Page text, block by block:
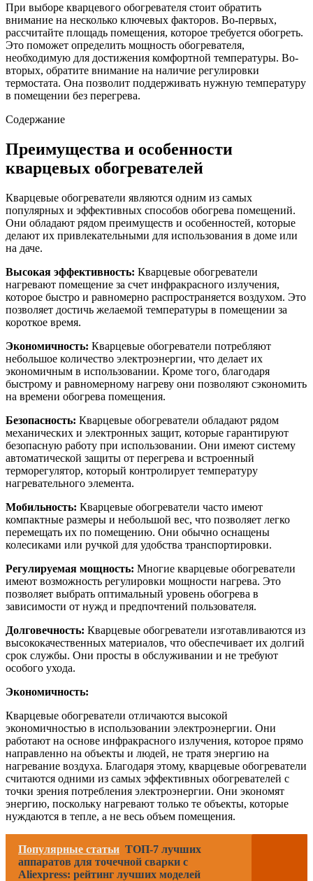
При выборе кварцевого обогревателя стоит обратить
внимание на несколько ключевых факторов. Во-первых,
рассчитайте площадь помещения, которое требуется обогреть.
Это поможет определить мощность обогревателя,
необходимую для достижения комфортной температуры. Во-
вторых, обратите внимание на наличие регулировки
термостата. Она позволит поддерживать нужную температуру
в помещении без перегрева.
Содержание
Преимущества и особенности
кварцевых обогревателей
Кварцевые обогреватели являются одним из самых
популярных и эффективных способов обогрева помещений.
Они обладают рядом преимуществ и особенностей, которые
делают их привлекательными для использования в доме или
на даче.
Высокая эффективность: Кварцевые обогреватели
нагревают помещение за счет инфракрасного излучения,
которое быстро и равномерно распространяется воздухом. Это
позволяет достичь желаемой температуры в помещении за
короткое время.
Экономичность: Кварцевые обогреватели потребляют
небольшое количество электроэнергии, что делает их
экономичным в использовании. Кроме того, благодаря
быстрому и равномерному нагреву они позволяют сэкономить
на времени обогрева помещения.
Безопасность: Кварцевые обогреватели обладают рядом
механических и электронных защит, которые гарантируют
безопасную работу при использовании. Они имеют систему
автоматической защиты от перегрева и встроенный
терморегулятор, который контролирует температуру
нагревательного элемента.
Мобильность: Кварцевые обогреватели часто имеют
компактные размеры и небольшой вес, что позволяет легко
перемещать их по помещению. Они обычно оснащены
колесиками или ручкой для удобства транспортировки.
Регулируемая мощность: Многие кварцевые обогреватели
имеют возможность регулировки мощности нагрева. Это
позволяет выбрать оптимальный уровень обогрева в
зависимости от нужд и предпочтений пользователя.
Долговечность: Кварцевые обогреватели изготавливаются из
высококачественных материалов, что обеспечивает их долгий
срок службы. Они просты в обслуживании и не требуют
особого ухода.
Экономичность:
Кварцевые обогреватели отличаются высокой
экономичностью в использовании электроэнергии. Они
работают на основе инфракрасного излучения, которое прямо
направленно на объекты и людей, не тратя энергию на
нагревание воздуха. Благодаря этому, кварцевые обогреватели
считаются одними из самых эффективных обогревателей с
точки зрения потребления электроэнергии. Они экономят
энергию, поскольку нагревают только те объекты, которые
нуждаются в тепле, а не весь объем помещения.
Популярные статьи ТОП-7 лучших
аппаратов для точечной сварки с
Aliexpress: рейтинг лучших моделей